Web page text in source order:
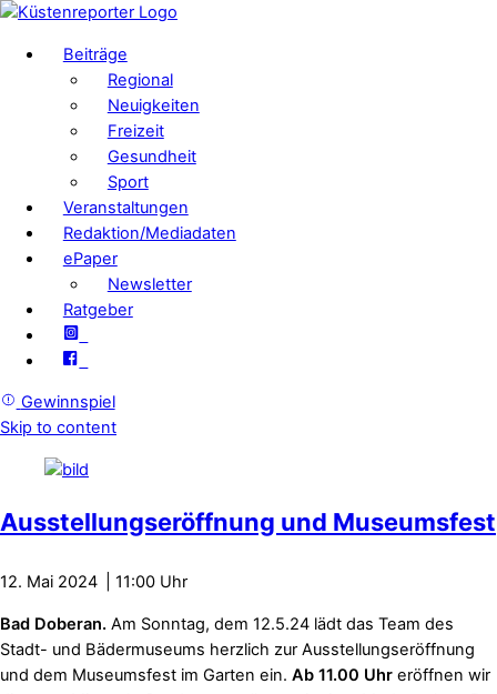
Beiträge
Regional
Neuigkeiten
Freizeit
Gesundheit
Sport
Veranstaltungen
Redaktion/Mediadaten
ePaper
Newsletter
Ratgeber
Gewinnspiel
Skip to content
Ausstellungseröffnung und Museumsfest
12. Mai 2024 11:00
Bad Doberan. Am Sonntag, dem 12.5.24 lädt das Team des
Stadt- und Bädermuseums herzlich zur Ausstellungseröffnung
und dem Museumsfest im Garten ein. Ab 11.00 Uhr eröffnen wir